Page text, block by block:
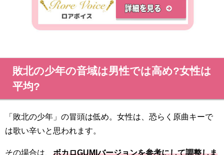
敗北の少年の音域は男性では高め?女性は
平均?
「敗北の少年」の冒頭は低め。女性は、恐らく原曲キーで
は歌い辛いと思われます。
その場合は、 ボカロGUMIバージョンを参考にして調整しま